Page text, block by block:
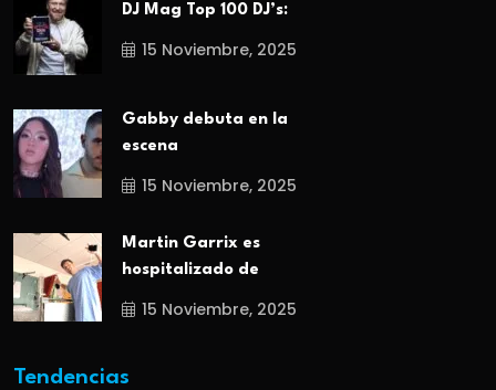
DJ Mag Top 100 DJ’s:
15 Noviembre, 2025
Gabby debuta en la
escena
15 Noviembre, 2025
Martin Garrix es
hospitalizado de
15 Noviembre, 2025
Tendencias